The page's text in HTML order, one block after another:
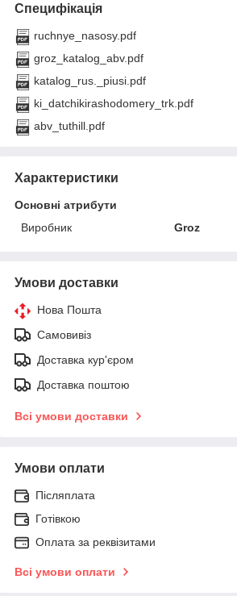
Специфікація
ruchnye_nasosy.pdf
groz_katalog_abv.pdf
katalog_rus._piusi.pdf
ki_datchikirashodomery_trk.pdf
abv_tuthill.pdf
Характеристики
Основні атрибути
Виробник
Groz
Умови доставки
Нова Пошта
Самовивіз
Доставка кур'єром
Доставка поштою
Всі умови доставки
Умови оплати
Післяплата
Готівкою
Оплата за реквізитами
Всі умови оплати